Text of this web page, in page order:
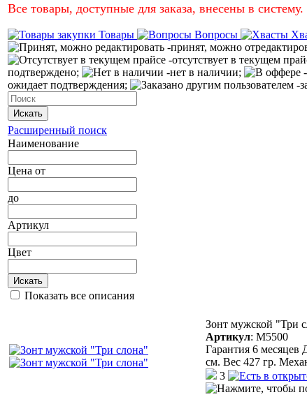
Все товары, доступные для заказа, внесены в систему.
Товары Вопросы
-принят, можно
-отсутствует в текущем
подтверждено;
-нет в наличии;
ожидает подтверждения;
-
Искать
Расширенный поиск
Наименование
Цена от
до
Артикул
Цвет
Искать
Показать все описания
Зонт мужской "Три
Артикул: М5500
Гарантия 6 месяцев
см. Вес 427 гр.
3